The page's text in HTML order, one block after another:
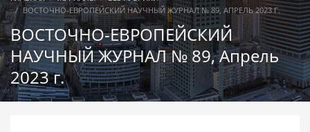
ВОСТОЧНО-ЕВРОПЕЙСКИЙ НАУЧНЫЙ ЖУРНАЛ № 89, АПРЕЛЬ 2023 Г.
ВОСТОЧНО-ЕВРОПЕЙСКИЙ
НАУЧНЫЙ ЖУРНАЛ № 89, Апрель
2023 г.